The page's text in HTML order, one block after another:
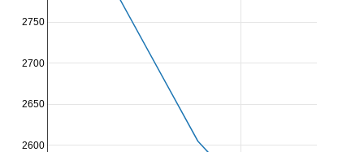
2600
2650
2700
2750